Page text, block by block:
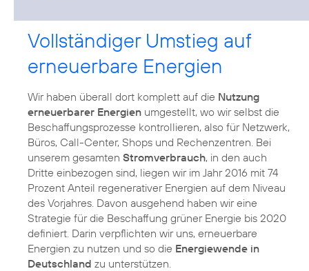
Vollständiger Umstieg auf
erneuerbare Energien
Wir haben überall dort komplett auf die Nutzung
erneuerbarer Energien umgestellt, wo wir selbst die
Beschaffungsprozesse kontrollieren, also für Netzwerk,
Büros, Call-Center, Shops und Rechenzentren. Bei
unserem gesamten Stromverbrauch, in den auch
Dritte einbezogen sind, liegen wir im Jahr 2016 mit 74
Prozent Anteil regenerativer Energien auf dem Niveau
des Vorjahres. Davon ausgehend haben wir eine
Strategie für die Beschaffung grüner Energie bis 2020
definiert. Darin verpflichten wir uns, erneuerbare
Energien zu nutzen und so die Energiewende in
Deutschland zu unterstützen.